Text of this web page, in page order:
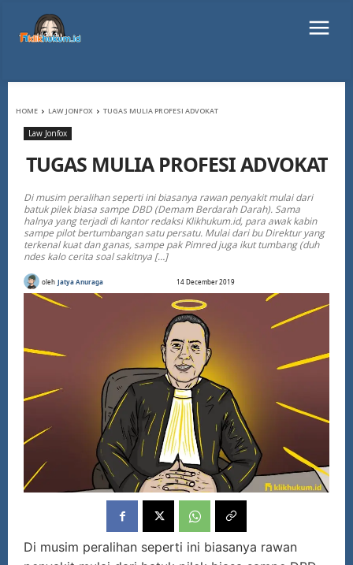
HOME LAW JONFOX TUGAS MULIA PROFESI ADVOKAT
Law Jonfox
TUGAS MULIA PROFESI ADVOKAT
Di musim peralihan seperti ini biasanya rawan penyakit mulai dari
batuk pilek biasa sampe DBD (Demam Berdarah Darah). Sama
halnya yang terjadi di kantor redaksi Klikhukum.id, para awak kabin
sampe pilot bertumbangan satu persatu. Mulai dari bu Direktur yang
terkenal kuat dan ganas, sampe pak Pimred juga ikut tumbang (duh
ndes kalo cerita soal sakitnya […]
oleh Jatya Anuraga 14 December 2019
Di musim peralihan seperti ini biasanya rawan